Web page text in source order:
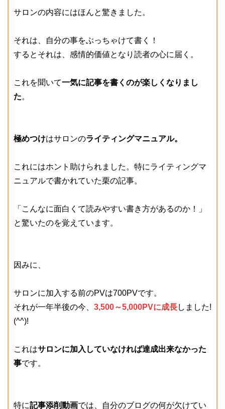
サロンの内容にはほんと驚きました。
それは、自分の事をぶっちゃけて書く！
するとそれは、感情的価値となり読者の心に届く。
これを聞いて一気に記事を書くのが楽しくなりまし
た。
極めつけはサロンのライティングマニュアル。
これにはホント助けられました。特にライティングマ
ニュアルで書かれていた栗の記事。
「こんなに面白くて読みやすい書き方があるのか！」
と驚いたのを覚えています。
因みに、
サロンに加入する前のPVは700PVです。
それが一年半後の今、 3,500～5,000PVに成長しました!
(^^)!
これはサロンに加入していなければ達成出来なかった
事です。
特に記事添削動画では、自分のブログの何が欠けてい